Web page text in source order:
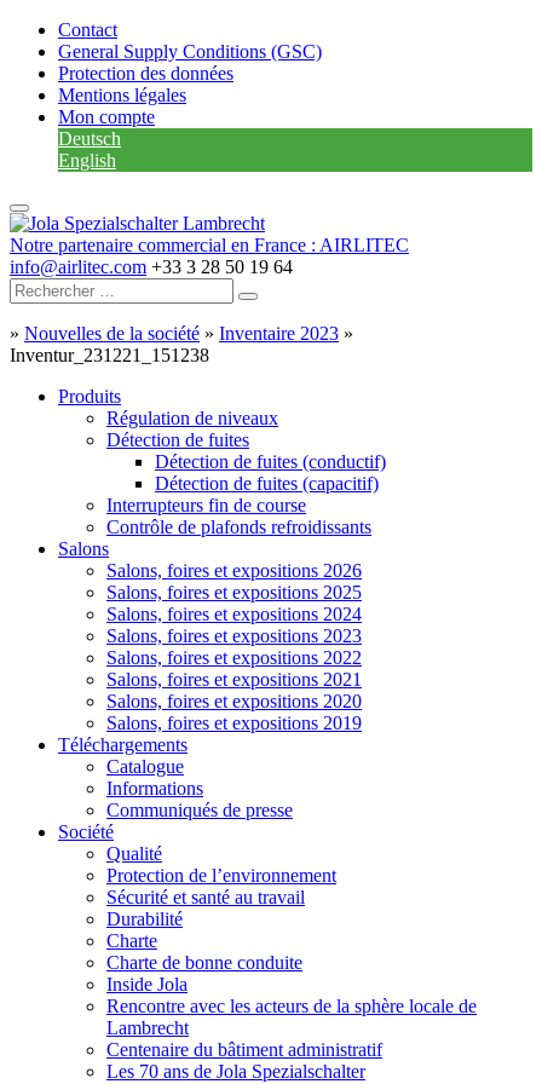
Contact
General Supply Conditions (GSC)
Protection des données
Mentions légales
Mon compte
Deutsch
English
Notre partenaire commercial en France : AIRLITEC
info@airlitec.com +33 3 28 50 19 64
» Nouvelles de la société » Inventaire 2023 »
Inventur_231221_151238
Produits
Régulation de niveaux
Détection de fuites
Détection de fuites (conductif)
Détection de fuites (capacitif)
Interrupteurs fin de course
Contrôle de plafonds refroidissants
Salons
Salons, foires et expositions 2026
Salons, foires et expositions 2025
Salons, foires et expositions 2024
Salons, foires et expositions 2023
Salons, foires et expositions 2022
Salons, foires et expositions 2021
Salons, foires et expositions 2020
Salons, foires et expositions 2019
Téléchargements
Catalogue
Informations
Communiqués de presse
Société
Qualité
Protection de l’environnement
Sécurité et santé au travail
Durabilité
Charte
Charte de bonne conduite
Inside Jola
Rencontre avec les acteurs de la sphère locale de
Lambrecht
Centenaire du bâtiment administratif
Les 70 ans de Jola Spezialschalter